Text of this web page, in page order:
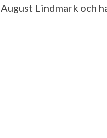
August Lindmark och